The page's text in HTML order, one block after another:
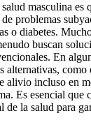
masculina es
problemas
o diabetes.
buscan
En
alternativas,
alivio incluso en
Es esencial que
de la salud para